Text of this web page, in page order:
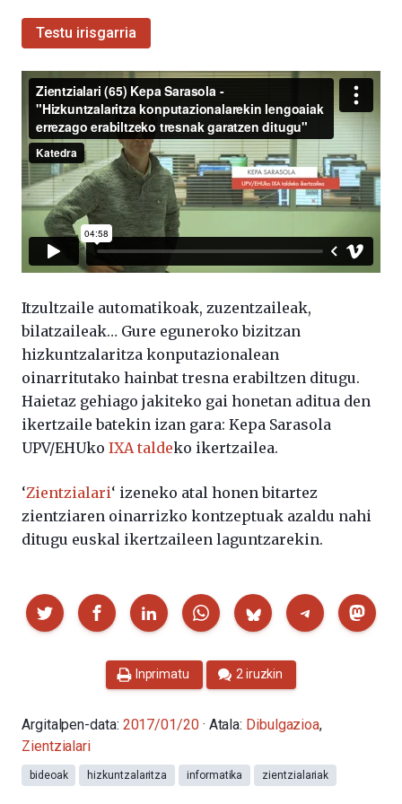
Testu irisgarria
Itzultzaile automatikoak, zuzentzaileak,
bilatzaileak… Gure eguneroko bizitzan
hizkuntzalaritza konputazionalean
oinarritutako hainbat tresna erabiltzen ditugu.
Haietaz gehiago jakiteko gai honetan aditua den
ikertzaile batekin izan gara: Kepa Sarasola
UPV/EHUko IXA taldeko ikertzailea.
‘Zientzialari‘ izeneko atal honen bitartez
zientziaren oinarrizko kontzeptuak azaldu nahi
ditugu euskal ikertzaileen laguntzarekin.
Partekatu
Inprimatu 2 iruzkin
Argitalpen-data: 2017/01/20 · Atala: Dibulgazioa,
Zientzialari
bideoak hizkuntzalaritza informatika zientzialariak